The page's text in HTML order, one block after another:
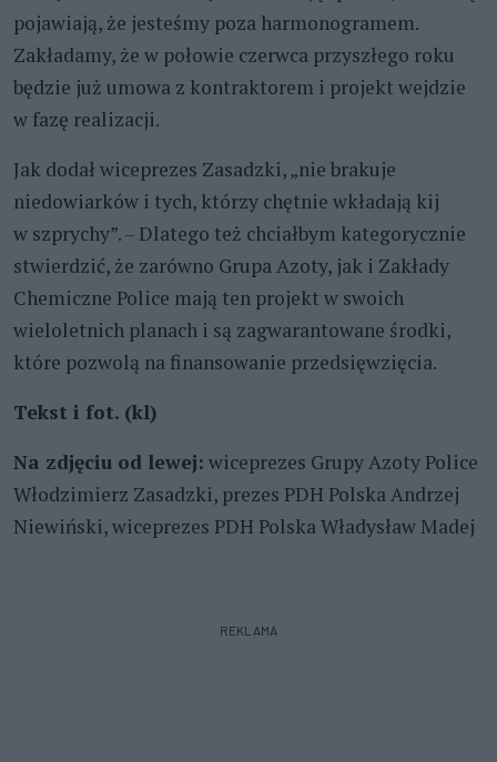
pojawiają, że jesteśmy poza harmonogramem.
Zakładamy, że w połowie czerwca przyszłego roku
będzie już umowa z kontraktorem i projekt wejdzie
w fazę realizacji.
Jak dodał wiceprezes Zasadzki, „nie brakuje
niedowiarków i tych, którzy chętnie wkładają kij
w szprychy”. – Dlatego też chciałbym kategorycznie
stwierdzić, że zarówno Grupa Azoty, jak i Zakłady
Chemiczne Police mają ten projekt w swoich
wieloletnich planach i są zagwarantowane środki,
które pozwolą na finansowanie przedsięwzięcia.
Tekst i fot. (kl)
Na zdjęciu od lewej: wiceprezes Grupy Azoty Police
Włodzimierz Zasadzki, prezes PDH Polska Andrzej
Niewiński, wiceprezes PDH Polska Władysław Madej
REKLAMA